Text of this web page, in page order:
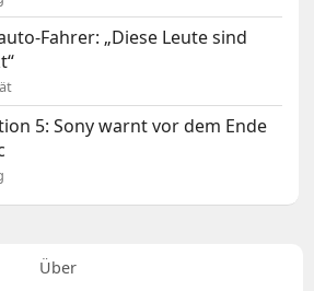
Fahrer: „Diese Leute sind
5: Sony warnt vor dem Ende
Über